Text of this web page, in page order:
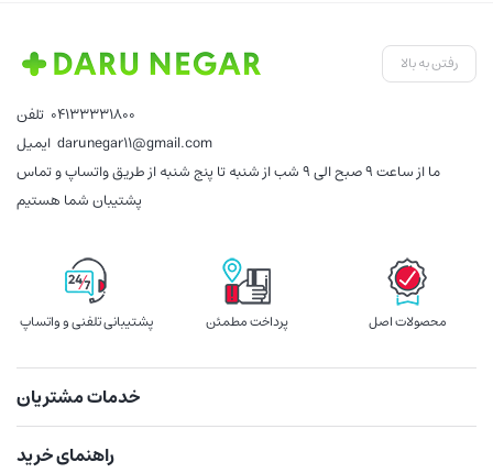
رفتن به بالا
04133331800
darunegar11@gmail.com
ما از ساعت 9 صبح الی 9 شب از شنبه تا پنج شنبه از طریق واتساپ و تماس
پشتیبان شما هستیم
پشتیبانی تلفنی و واتساپ پرداخت مطمئن محصولات اصل
خدمات مشتریان
راهنمای خرید